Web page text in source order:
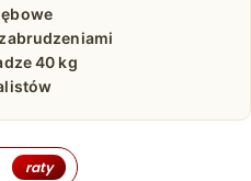
40 kg
raty